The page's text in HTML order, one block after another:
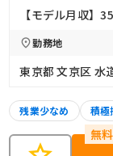
【モデル月収】
勤務地
東京都 文京区
残業少なめ 積極